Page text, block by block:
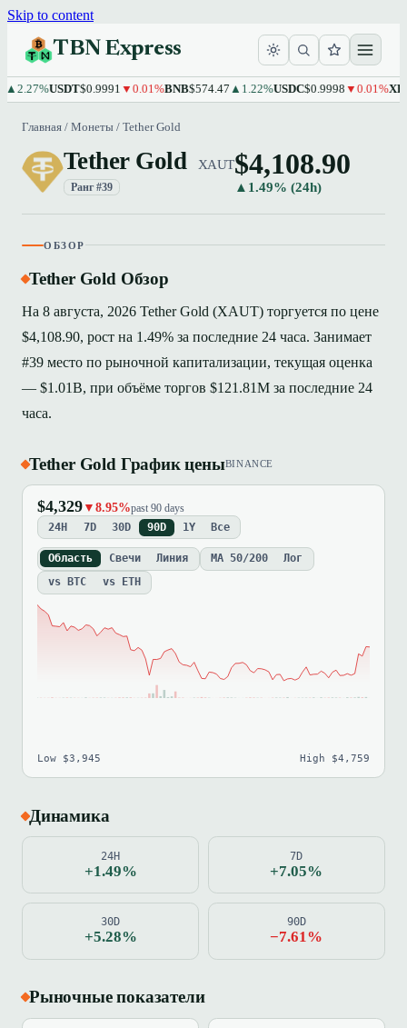
Skip to content
TBN Express
USDT$0.9991▼0.01%BNB$574.47▲1.22%USDC$0.9998▼0.01%XRP
Главная / Монеты / Tether Gold
Tether Gold XAUT
Ранг #39
$4,108.90
▲1.49% (24h)
ОБЗОР
Tether Gold Обзор
На 8 августа, 2026 Tether Gold (XAUT) торгуется по цене
$4,108.90, рост на 1.49% за последние 24 часа. Занимает
#39 место по рыночной капитализации, текущая оценка
— $1.01B, при объёме торгов $121.81M за последние 24
часа.
Tether Gold График ценыBINANCE
$4,329 ▼8.95%past 90 days
24H 7D 30D 90D 1Y Все
Область Свечи Линия MA 50/200
Лог
vs BTC
vs ETH
Low $3,945 High $4,759
Динамика
24H
+1.49%
7D
+7.05%
30D
+5.28%
90D
−7.61%
Рыночные показатели